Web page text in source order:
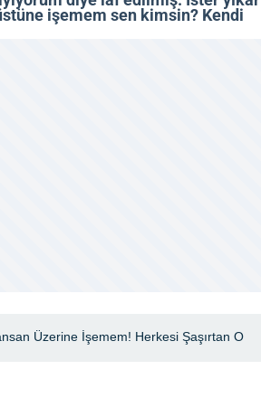
işemem sen kimsin? Kendi